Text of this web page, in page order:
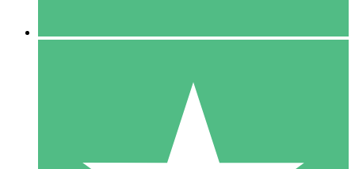
10 Téléchargements
20 00